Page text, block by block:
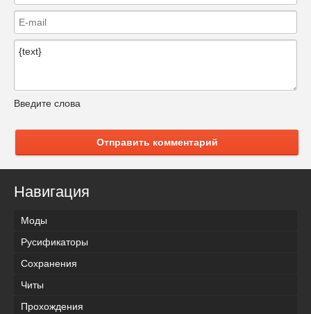
Введите слова
Отправить комментарий
Навигация
Моды
Русификаторы
Сохранения
Читы
Прохождения